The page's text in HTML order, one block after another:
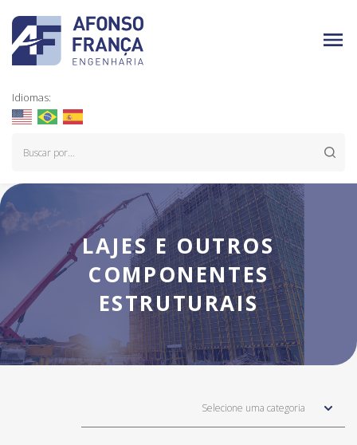
Idiomas:
LAJES E OUTROS
COMPONENTES
ESTRUTURAIS
Selecione uma categoria